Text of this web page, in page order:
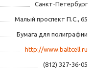
Санкт-Петербург
Малый проспект П.С., 65
Бумага для полиграфии
http://www.baltcell.ru
(812) 327-36-05